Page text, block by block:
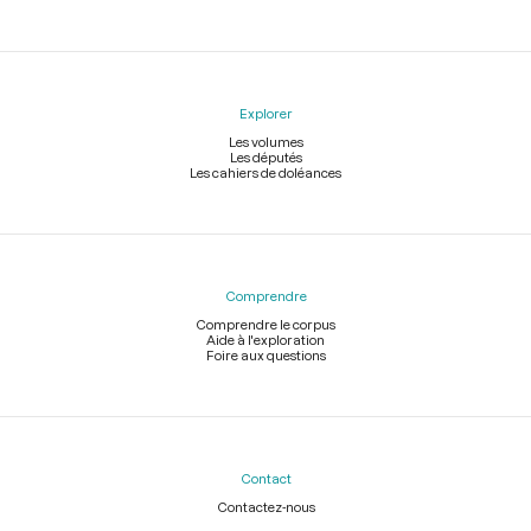
Explorer
Les volumes
Les députés
Les cahiers de doléances
Comprendre
Comprendre le corpus
Aide à l'exploration
Foire aux questions
Contact
Contactez-nous